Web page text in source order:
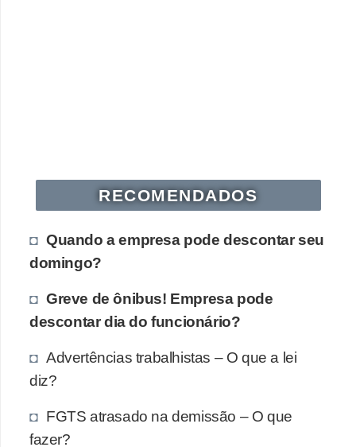
RECOMENDADOS
Quando a empresa pode descontar seu
domingo?
Greve de ônibus! Empresa pode
descontar dia do funcionário?
Advertências trabalhistas – O que a lei
diz?
FGTS atrasado na demissão – O que
fazer?